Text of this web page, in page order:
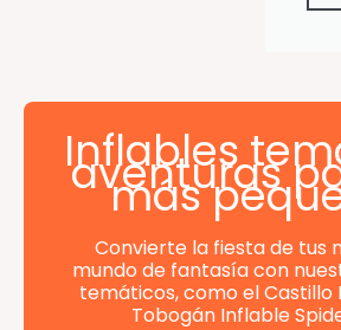
Inflables
aventuras
más
Convierte la fiesta de tus
mundo de fantasía con
temáticos, como el Castillo
Tobogán Inflable